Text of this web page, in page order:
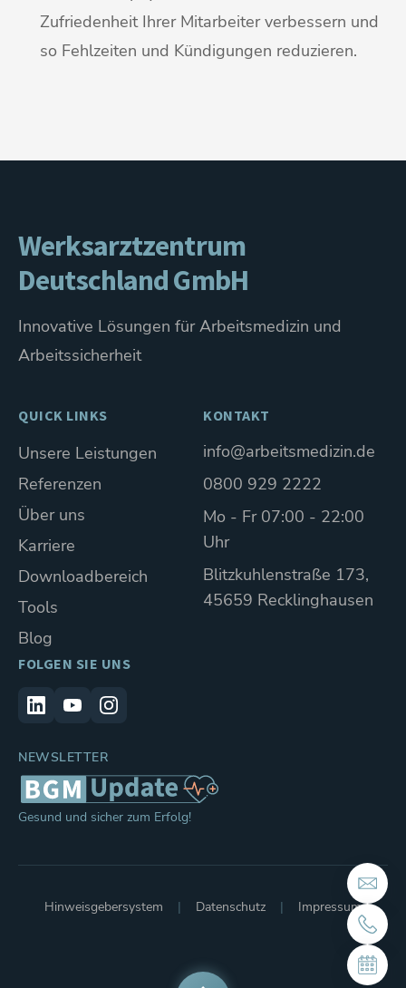
Zufriedenheit Ihrer Mitarbeiter verbessern und
so Fehlzeiten und Kündigungen reduzieren.
Werksarztzentrum
Deutschland GmbH
Innovative Lösungen für Arbeitsmedizin und
Arbeitssicherheit
QUICK LINKS
Unsere Leistungen
Referenzen
Über uns
Karriere
Downloadbereich
Tools
Blog
KONTAKT
info@arbeitsmedizin.de
0800 929 2222
Mo - Fr 07:00 - 22:00
Uhr
Blitzkuhlenstraße 173,
45659 Recklinghausen
FOLGEN SIE UNS
NEWSLETTER
Gesund und sicher zum Erfolg!
Hinweisgebersystem Datenschutz Impressum